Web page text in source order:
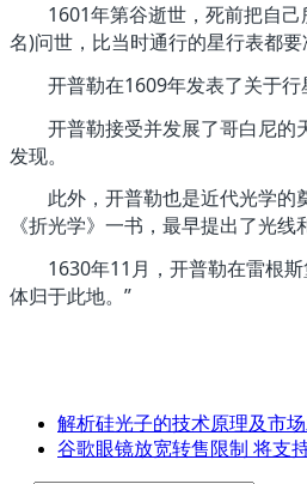
1601年第谷逝世，死前把自己
名)问世，比当时通行的星行表都要
开普勒在1609年发表了关于行星
开普勒接受并发展了哥白尼的天
发现。
此外，开普勒也是近代光学的奠
《折光学》一书，最早提出了光
1630年11月，开普勒在雷根斯
体归于此地。”
解析硅光子的技术原理及市
谷歌眼镜放宽转售限制 将支